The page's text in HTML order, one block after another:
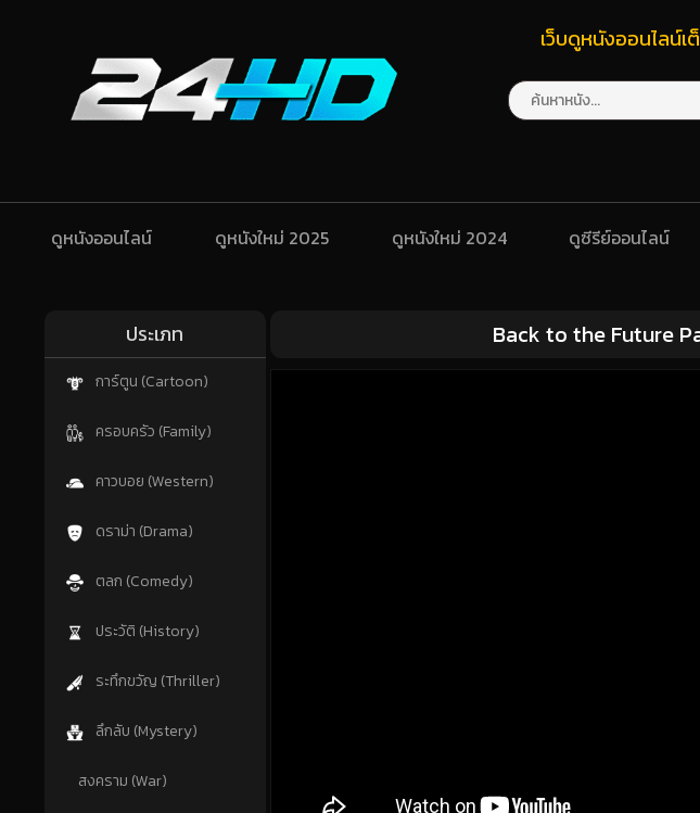
เว็บดูหนังออนไลน์
ดูหนังออนไลน์ ดูหนังใหม่ 2025 ดูหนังใหม่ 2024 ดูซีรีย์ออนไลน์
ประเภท
การ์ตูน (Cartoon)
ครอบครัว (Family)
คาวบอย (Western)
ดราม่า (Drama)
ตลก (Comedy)
ประวัติ (History)
ระทึกขวัญ (Thriller)
ลึกลับ (Mystery)
สงคราม (War)
Back to the Future